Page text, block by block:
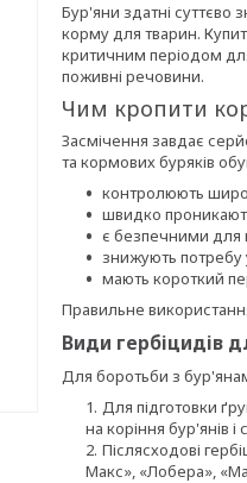
Бур'яни здатні суттєво
корму для тварин.
критичним періодом
поживні речовини.
Чим кропити
Засмічення завдає
та кормових буряків
контролюють
швидко
є безпечними для
знижують потребу
мають короткий
Правильне
Види гербіцидів
Для боротьби з
Для підготовки
на коріння бур'янів
Післясходові
Макс», «Лобера»,